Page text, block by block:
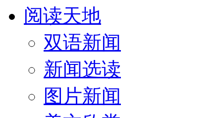
阅读天地
双语新闻
新闻选读
图片新闻